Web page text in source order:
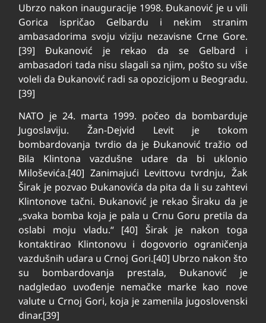
Ubrzo nakon inauguracije 1998. Đukanović je u vili
Gorica ispričao Gelbardu i nekim stranim
ambasadorima svoju viziju nezavisne Crne Gore.
[39] Đukanović je rekao da se Gelbard i
ambasadori tada nisu slagali sa njim, pošto su više
voleli da Đukanović radi sa opozicijom u Beogradu.
[39]
NATO je 24. marta 1999. počeo da bombarduje
Jugoslaviju. Žan-Dejvid Levit je tokom
bombardovanja tvrdio da je Đukanović tražio od
Bila Klintona vazdušne udare da bi uklonio
Miloševića.[40] Zanimajući Levittovu tvrdnju, Žak
Širak je pozvao Đukanovića da pita da li su zahtevi
Klintonove tačni. Đukanović je rekao Širaku da je
„svaka bomba koja je pala u Crnu Goru pretila da
oslabi moju vladu.“ [40] Širak je nakon toga
kontaktirao Klintonovu i dogovorio ograničenja
vazdušnih udara u Crnoj Gori.[40] Ubrzo nakon što
su bombardovanja prestala, Đukanović je
nadgledao uvođenje nemačke marke kao nove
valute u Crnoj Gori, koja je zamenila jugoslovenski
dinar.[39]